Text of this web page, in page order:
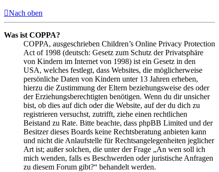
Nach oben
Was ist COPPA?
COPPA, ausgeschrieben Children’s Online Privacy Protection
Act of 1998 (deutsch: Gesetz zum Schutz der Privatsphäre
von Kindern im Internet von 1998) ist ein Gesetz in den
USA, welches festlegt, dass Websites, die möglicherweise
persönliche Daten von Kindern unter 13 Jahren erheben,
hierzu die Zustimmung der Eltern beziehungsweise des oder
der Erziehungsberechtigten benötigen. Wenn du dir unsicher
bist, ob dies auf dich oder die Website, auf der du dich zu
registrieren versuchst, zutrifft, ziehe einen rechtlichen
Beistand zu Rate. Bitte beachte, dass phpBB Limited und der
Besitzer dieses Boards keine Rechtsberatung anbieten kann
und nicht die Anlaufstelle für Rechtsangelegenheiten jeglicher
Art ist; außer solchen, die unter der Frage „An wen soll ich
mich wenden, falls es Beschwerden oder juristische Anfragen
zu diesem Forum gibt?“ behandelt werden.